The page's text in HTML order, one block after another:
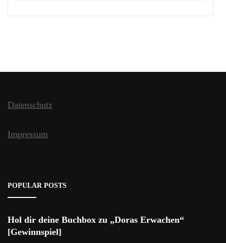
Datenschutz
Impressum
POPULAR POSTS
Hol dir deine Buchbox zu „Doras Erwachen“
[Gewinnspiel]